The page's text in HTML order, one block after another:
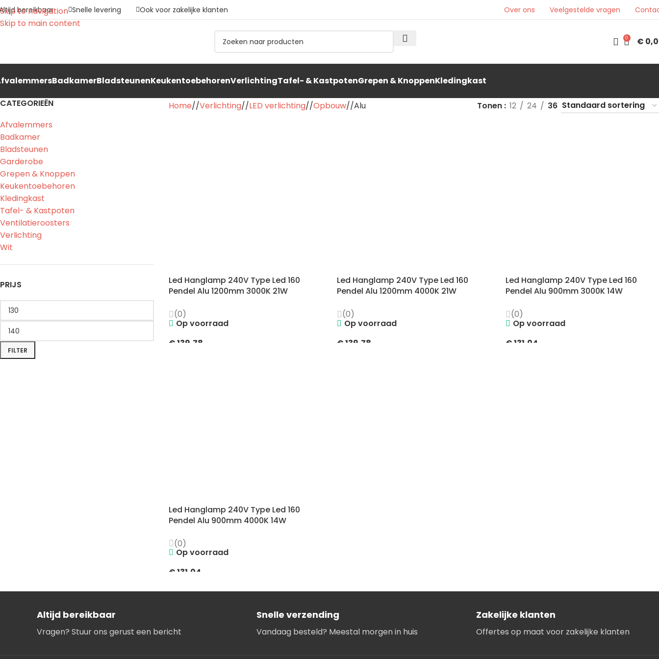
Skip to navigation
Skip to main content
bereikbaar Snelle levering Ook voor zakelijke klanten Over ons Veelgestelde vragen
0 €
BadkamerBladsteunenKeukentoebehorenVerlichtingTafel- & KastpotenGrepen & KnoppenKledingkast
CATEGORIEËN
Afvalemmers
Badkamer
Bladsteunen
Garderobe
Grepen & Knoppen
Keukentoebehoren
Kledingkast
Tafel- & Kastpoten
Ventilatieroosters
Verlichting
Wit
PRIJS
FILTER
Home/ Verlichting/ LED verlichting/ Opbouw/ Alu Tonen 12 24 36
Led Hanglamp 240V Type Led 160
Pendel Alu 1200mm 3000K 21W
(0)
Op voorraad
€139,78
Led Hanglamp 240V Type Led 160
Pendel Alu 1200mm 4000K 21W
(0)
Op voorraad
€139,78
Led Hanglamp 240V Type Led 160
Pendel Alu 900mm 3000K 14W
(0)
Op voorraad
€131,04
Led Hanglamp 240V Type Led 160
Pendel Alu 900mm 4000K 14W
(0)
Op voorraad
€131,04
Altijd bereikbaar
Vragen? Stuur ons gerust een bericht
Snelle verzending
Vandaag besteld? Meestal morgen in huis
Zakelijke klanten
Offertes op maat voor zakelijke klanten